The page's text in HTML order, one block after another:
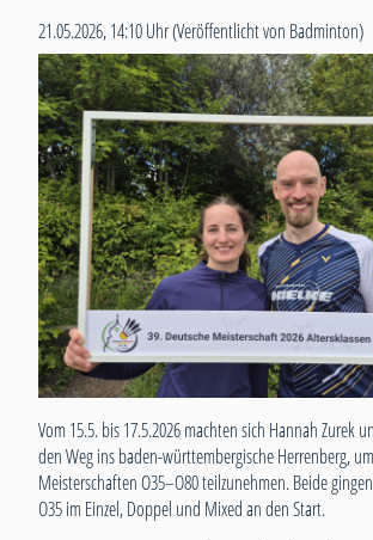
21.05.2026, 14:10 Uhr(Veröffentlicht von Badminton)
Vom 15.5. bis 17.5.2026 machten sich Hannah Zurek
den Weg ins baden-württembergische Herrenberg,
Meisterschaften O35–O80 teilzunehmen. Beide
O35 im Einzel, Doppel und Mixed an den Start.